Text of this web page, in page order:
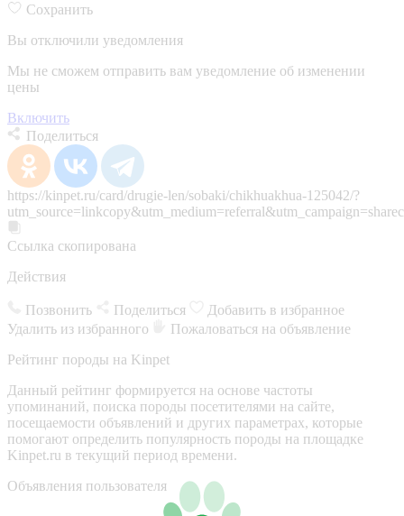
Сохранить
Вы отключили уведомления
Мы не сможем отправить вам уведомление об изменении
цены
Включить
Поделиться
https://kinpet.ru/card/drugie-len/sobaki/chikhuakhua-125042/?
Ссылка скопирована
Действия
Позвонить Поделиться
Добавить в избранное
Удалить из избранного
Пожаловаться на объявление
Рейтинг породы на Kinpet
Данный рейтинг формируется на основе частоты
упоминаний, поиска породы посетителями на сайте,
посещаемости объявлений и других параметрах, которые
помогают определить популярность породы на площадке
Kinpet.ru в текущий период времени.
Объявления пользователя